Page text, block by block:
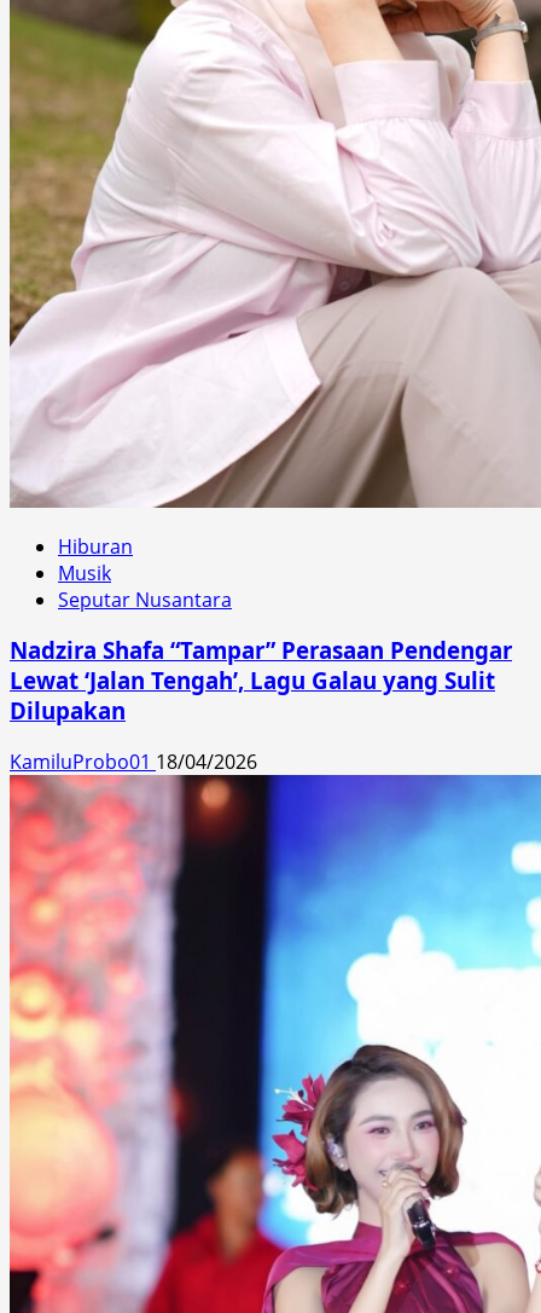
Hiburan
Musik
Seputar Nusantara
Nadzira Shafa “Tampar” Perasaan Pendengar
Lewat ‘Jalan Tengah’, Lagu Galau yang Sulit
Dilupakan
KamiluProbo01 18/04/2026